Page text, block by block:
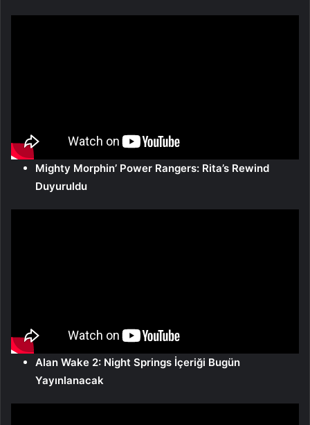
Mighty Morphin’ Power Rangers: Rita’s Rewind
Duyuruldu
Alan Wake 2: Night Springs İçeriği Bugün
Yayınlanacak